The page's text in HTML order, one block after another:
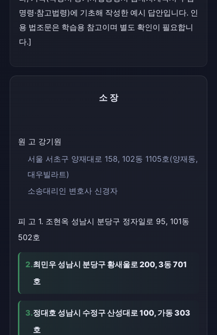
명령·참고법령)에 기초해 작성한 예시 답안입니다. 인
용 법조문은 학습용 참고이며 별도 확인이 필요합니
다.]
소장
원 고 강기원
서울 서초구 양재대로 158, 102동 1105호(양재동,
대우빌라트)
소송대리인 변호사 신경자
피 고 1. 조현옥 성남시 분당구 정자일로 95, 101동
502호
2.최민우 성남시 분당구 황새울로 200, 3동 701
호
3.정대호 성남시 수정구 산성대로 100, 가동 303
호